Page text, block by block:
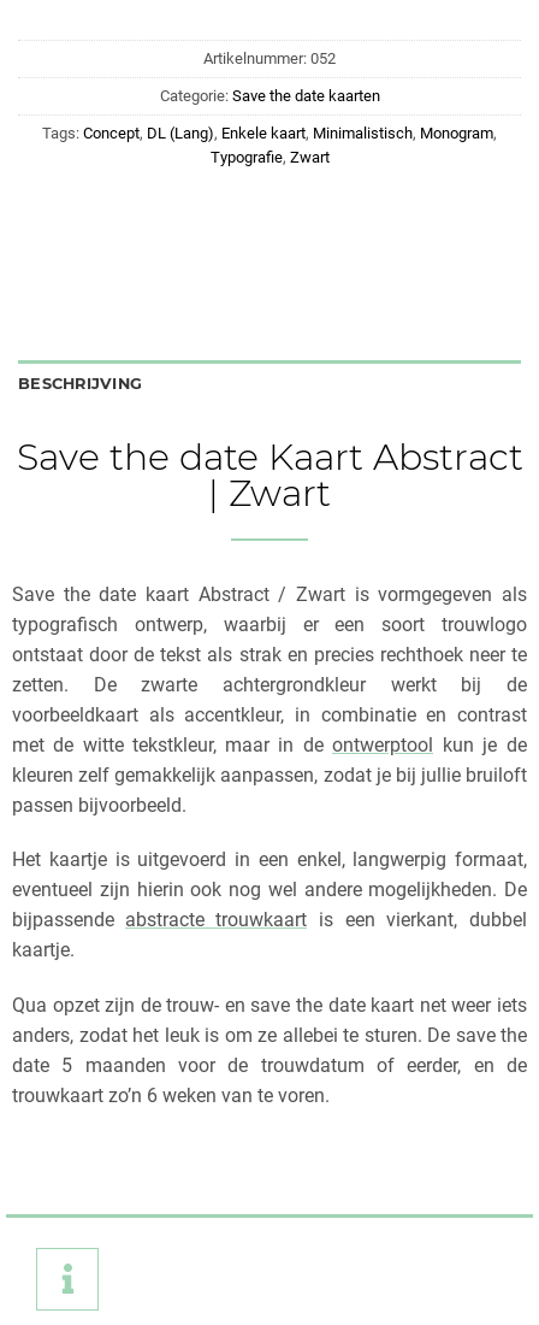
Artikelnummer: 052
Categorie: Save the date kaarten
Tags: Concept, DL (Lang), Enkele kaart, Minimalistisch, Monogram,
Typografie, Zwart
BESCHRIJVING
Save the date Kaart Abstract
| Zwart
Save the date kaart Abstract / Zwart is vormgegeven als
typografisch ontwerp, waarbij er een soort trouwlogo
ontstaat door de tekst als strak en precies rechthoek neer te
zetten. De zwarte achtergrondkleur werkt bij de
voorbeeldkaart als accentkleur, in combinatie en contrast
met de witte tekstkleur, maar in de ontwerptool kun je de
kleuren zelf gemakkelijk aanpassen, zodat je bij jullie bruiloft
passen bijvoorbeeld.
Het kaartje is uitgevoerd in een enkel, langwerpig formaat,
eventueel zijn hierin ook nog wel andere mogelijkheden. De
bijpassende abstracte trouwkaart is een vierkant, dubbel
kaartje.
Qua opzet zijn de trouw- en save the date kaart net weer iets
anders, zodat het leuk is om ze allebei te sturen. De save the
date 5 maanden voor de trouwdatum of eerder, en de
trouwkaart zo’n 6 weken van te voren.